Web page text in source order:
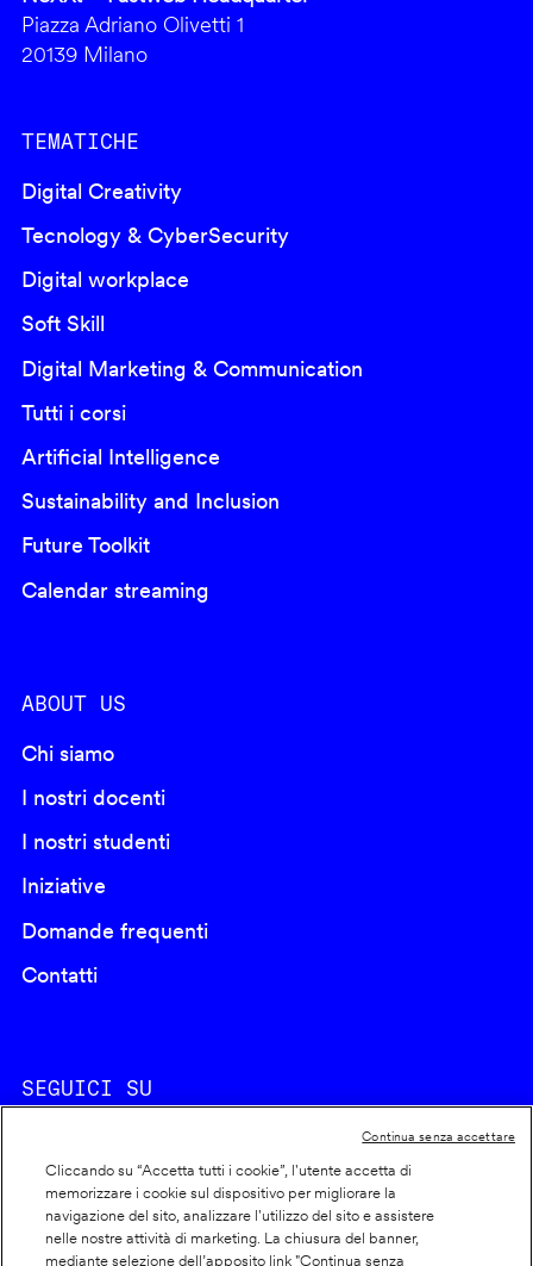
Piazza Adriano Olivetti 1
20139 Milano
TEMATICHE
Digital Creativity
Tecnology & CyberSecurity
Digital workplace
Soft Skill
Digital Marketing & Communication
Tutti i corsi
Artificial Intelligence
Sustainability and Inclusion
Future Toolkit
Calendar streaming
ABOUT US
Chi siamo
I nostri docenti
I nostri studenti
Iniziative
Domande frequenti
Contatti
SEGUICI SU
Cookie policy
Cliccando su “Accetta tutti i cookie”, l'utente accetta di
memorizzare i cookie sul dispositivo per migliorare la
navigazione del sito, analizzare l'utilizzo del sito e assistere
nelle nostre attività di marketing. La chiusura del banner,
mediante selezione dell’apposito link "Continua senza
Continua senza accettare